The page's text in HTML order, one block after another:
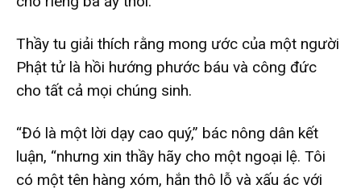
Thầy tu giải thích rằng mong ước của một người
Phật tử là hồi hướng phước báu và công đức
cho tất cả mọi chúng sinh.
“Đó là một lời dạy cao quý,” bác nông dân kết
luận, “nhưng xin thầy hãy cho một ngoại lệ. Tôi
có một tên hàng xóm, hắn thô lỗ và xấu ác với